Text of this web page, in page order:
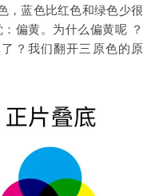
，蓝色比红色和绿色少很
偏黄。为什么偏黄呢 ？
？我们翻开三原色的原